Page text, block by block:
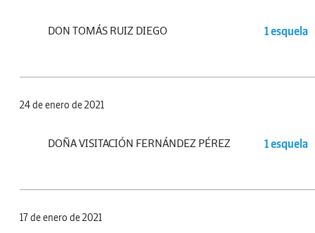
DON TOMÁS RUIZ DIEGO 1 esquela
24 de enero de 2021
DOÑA VISITACIÓN FERNÁNDEZ PÉREZ 1 esquela
17 de enero de 2021